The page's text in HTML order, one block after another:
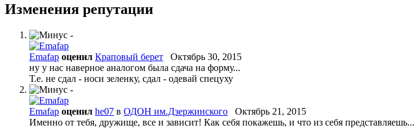
Изменения репутации
Emafap оценил Краповый берет
Октябрь 30, 2015
ну у нас наверное аналогом была сдача на форму...
Т.е. не сдал - носи зеленку, сдал - одевай спецуху
Emafap оценил he07 в ОДОН им.Дзержинского
Октябрь 21, 2015
Именно от тебя, дружище, все и зависит! Как себя покажешь, и что из себя представляешь...